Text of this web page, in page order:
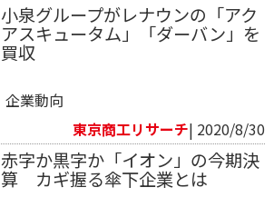
小泉グループがレナウンの「アク
アスキュータム」「ダーバン」を
買収
企業動向
東京商工リサーチ| 2020/8/30
赤字か黒字か「イオン」の今期決
算 カギ握る傘下企業とは